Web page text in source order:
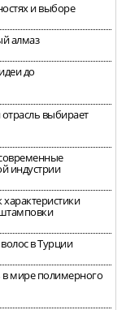
и выборе
алмаз
до
выбирает
индустрии
в Турции
в мире полимерного